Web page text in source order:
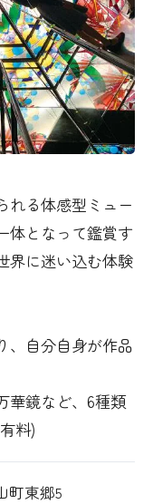
れる体感型ミュー
体となって鑑賞す
界に迷い込む体験
、自分自身が作品
華鏡など、6種類
料)
町東郷5